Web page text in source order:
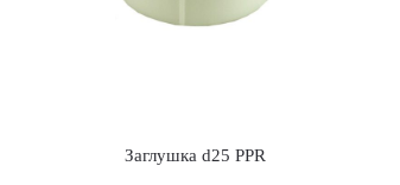
Заглушка d25 PPR